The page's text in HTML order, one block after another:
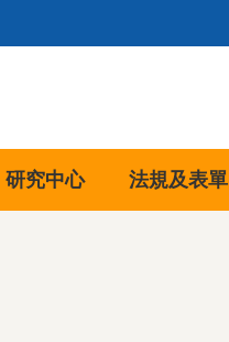
研究中心 法規及表單